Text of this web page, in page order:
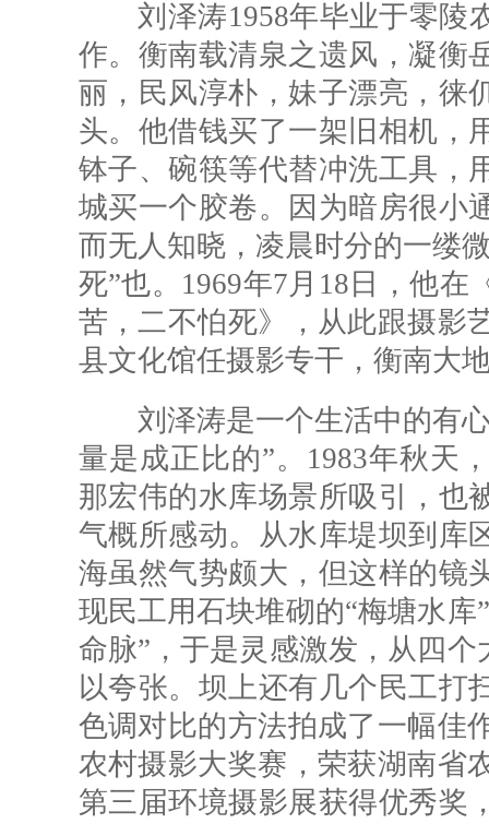
刘泽涛1958年毕业于零陵
作。衡南载清泉之遗风，凝衡
丽，民风淳朴，妹子漂亮，徕
头。他借钱买了一架旧相机，
钵子、碗筷等代替冲洗工具，
城买一个胶卷。因为暗房很小
而无人知晓，凌晨时分的一缕
死”也。1969年7月18日，他
苦，二不怕死》，从此跟摄影
县文化馆任摄影专干，衡南大
刘泽涛是一个生活中的有心
量是成正比的”。1983年秋天
那宏伟的水库场景所吸引，也
气概所感动。从水库堤坝到库
海虽然气势颇大，但这样的镜
现民工用石块堆砌的“梅塘水
命脉”，于是灵感激发，从四
以夸张。坝上还有几个民工打
色调对比的方法拍成了一幅佳
农村摄影大奖赛，荣获湖南省
第三届环境摄影展获得优秀奖